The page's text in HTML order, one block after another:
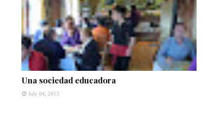
Una sociedad educadora
July 04, 2013